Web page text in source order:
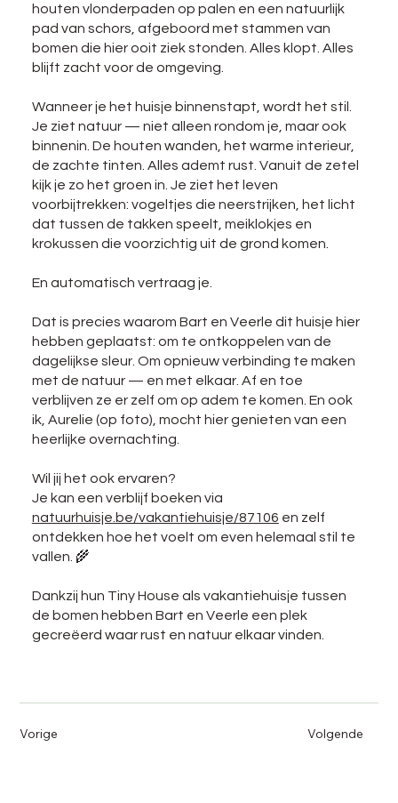
houten vlonderpaden op palen en een natuurlijk
pad van schors, afgeboord met stammen van
bomen die hier ooit ziek stonden. Alles klopt. Alles
blijft zacht voor de omgeving.
Wanneer je het huisje binnenstapt, wordt het stil.
Je ziet natuur — niet alleen rondom je, maar ook
binnenin. De houten wanden, het warme interieur,
de zachte tinten. Alles ademt rust. Vanuit de zetel
kijk je zo het groen in. Je ziet het leven
voorbijtrekken: vogeltjes die neerstrijken, het licht
dat tussen de takken speelt, meiklokjes en
krokussen die voorzichtig uit de grond komen.
En automatisch vertraag je.
Dat is precies waarom Bart en Veerle dit huisje hier
hebben geplaatst: om te ontkoppelen van de
dagelijkse sleur. Om opnieuw verbinding te maken
met de natuur — en met elkaar. Af en toe
verblijven ze er zelf om op adem te komen. En ook
ik, Aurelie (op foto), mocht hier genieten van een
heerlijke overnachting.
Wil jij het ook ervaren?
Je kan een verblijf boeken via
natuurhuisje.be/vakantiehuisje/87106 en zelf
ontdekken hoe het voelt om even helemaal stil te
vallen. 🌾
Dankzij hun Tiny House als vakantiehuisje tussen
de bomen hebben Bart en Veerle een plek
gecreëerd waar rust en natuur elkaar vinden.
Vorige Volgende